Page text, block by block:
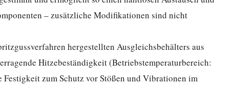
– zusätzliche Modifikationen sind nicht
hergestellten Ausgleichsbehälters aus
Hitzebeständigkeit (Betriebstemperaturbereich:
Festigkeit zum Schutz vor Stößen und Vibrationen im